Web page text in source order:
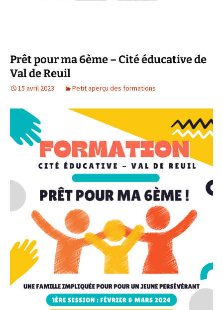
Prêt pour ma 6ème – Cité éducative de
Val de Reuil
15 avril 2023 Petit aperçu des formations